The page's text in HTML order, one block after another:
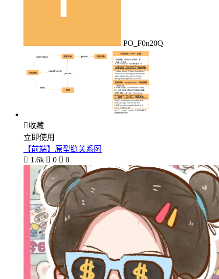
PO_F0n20Q
收藏
立即使用
【前端】原型链关系图
 1.6k  0  0